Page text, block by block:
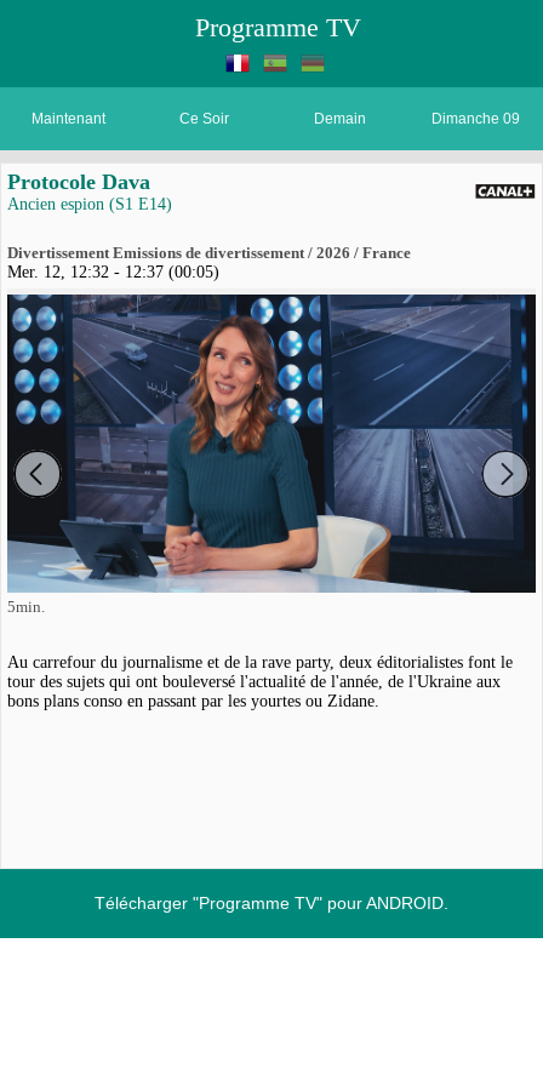
Programme TV
Maintenant Ce Soir Demain Dimanche 09
Protocole Dava
Ancien espion (S1 E14)
Divertissement Emissions de divertissement / 2026 / France
Mer. 12, 12:32 - 12:37 (00:05)
5min.
Au carrefour du journalisme et de la rave party, deux éditorialistes font le
tour des sujets qui ont bouleversé l'actualité de l'année, de l'Ukraine aux
bons plans conso en passant par les yourtes ou Zidane.
Télécharger "Programme TV" pour ANDROID.